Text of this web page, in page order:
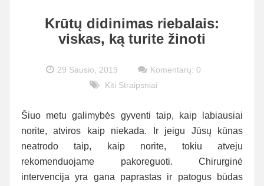
Krūtų didinimas riebalais:
viskas, ką turite žinoti
29 Sausio, 2019
Komentarų: 0
Kiti Straipsniai
Šiuo metu galimybės gyventi taip, kaip labiausiai
norite, atviros kaip niekada. Ir jeigu Jūsų kūnas
neatrodo taip, kaip norite, tokiu atveju
rekomenduojame pakoreguoti. Chirurginė
intervencija yra gana paprastas ir patogus būdas